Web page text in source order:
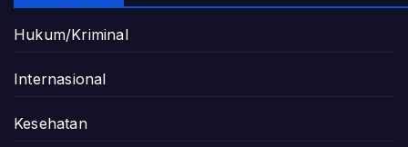
Hukum/Kriminal
Internasional
Kesehatan